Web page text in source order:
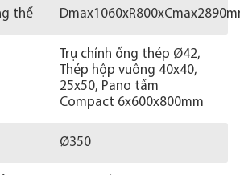
thể
Trụ chính ống thép Ø42,
Thép hộp vuông 40x40,
25x50, Pano tấm
Compact 6x600x800mm
Ø350